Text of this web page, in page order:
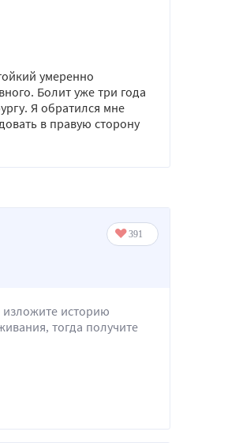
умеренно
Болит уже три года
Я обратился мне
в правую сторону
историю
тогда получите